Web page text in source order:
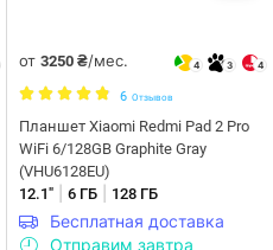
от 3250 ₴/мес. 4 3 4
6 Отзывов
Планшет Xiaomi Redmi Pad 2 Pro
WiFi 6/128GB Graphite Gray
(VHU6128EU)
12.1"
6 ГБ 128 ГБ
Бесплатная доставка
Отправим завтра